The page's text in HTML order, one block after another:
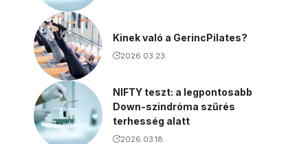
Kinek való a GerincPilates?
2026.03.23.
NIFTY teszt: a legpontosabb
Down-szindróma szűrés
terhesség alatt
2026.03.18.